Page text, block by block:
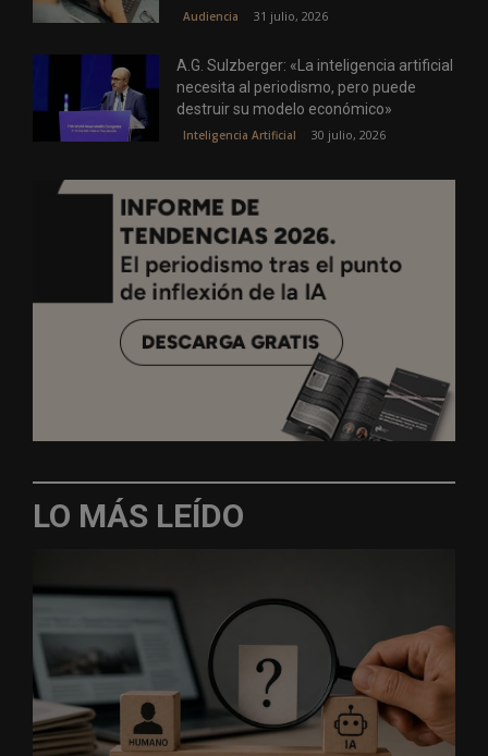
Audiencia 31 julio, 2026
A.G. Sulzberger: «La inteligencia artificial
necesita al periodismo, pero puede
destruir su modelo económico»
Inteligencia Artificial 30 julio, 2026
LO MÁS LEÍDO